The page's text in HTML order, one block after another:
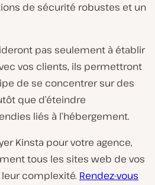
de sécurité robustes et un
pas seulement à établir
vos clients, ils permettront
de se concentrer sur des
que d’éteindre
liés à l’hébergement.
Kinsta pour votre agence,
tous les sites web de vos
complexité. Rendez-vous